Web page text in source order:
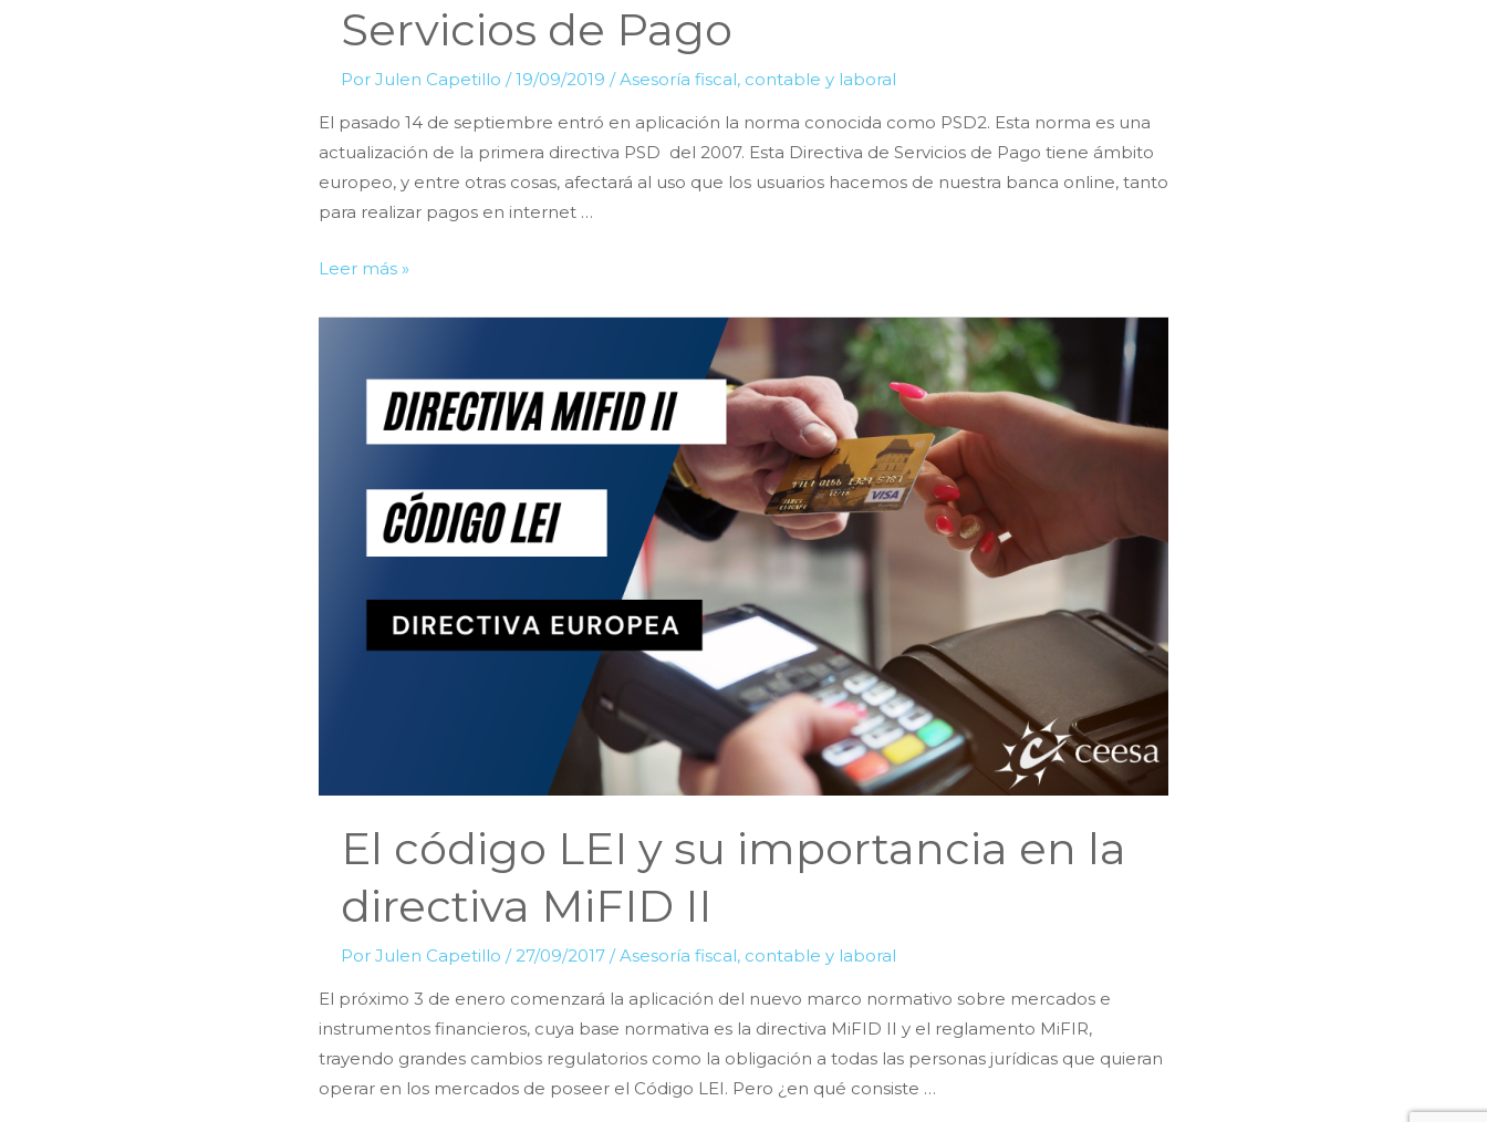
Servicios de Pago
Por Julen Capetillo /19/09/2019 /Asesoría fiscal, contable y laboral
El pasado 14 de septiembre entró en aplicación la norma conocida como PSD2. Esta norma es una
actualización de la primera directiva PSD del 2007. Esta Directiva de Servicios de Pago tiene ámbito
europeo, y entre otras cosas, afectará al uso que los usuarios hacemos de nuestra banca online, tanto
para realizar pagos en internet …
PSD2:
Servicios
Leer más »
El código LEI y su importancia en la
directiva MiFID II
Por Julen Capetillo /27/09/2017 /Asesoría fiscal, contable y laboral
El próximo 3 de enero comenzará la aplicación del nuevo marco normativo sobre mercados e
instrumentos financieros, cuya base normativa es la directiva MiFID II y el reglamento MiFIR,
trayendo grandes cambios regulatorios como la obligación a todas las personas jurídicas que quieran
operar en los mercados de poseer el Código LEI. Pero ¿en qué consiste …